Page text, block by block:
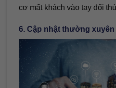
cơ mất khách vào tay đối
6. Cập nhật thường